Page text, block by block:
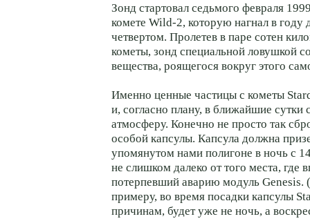
Зонд стартовал седьмого февраля
комете Wild-2, которую нагнал в году
четвертом. Пролетев в паре сотен
кометы, зонд специальной ловушкой
вещества, роящегося вокруг этого
Именно ценные частицы с кометы
и, согласно плану, в ближайшие сутки
атмосферу. Конечно не просто так
особой капсулы. Капсула должна
упомянутом нами полигоне в ночь с
не слишком далеко от того места, где
потерпевший аварию модуль Genesis.
примеру, во время посадки капсулы
причинам, будет уже не ночь, а